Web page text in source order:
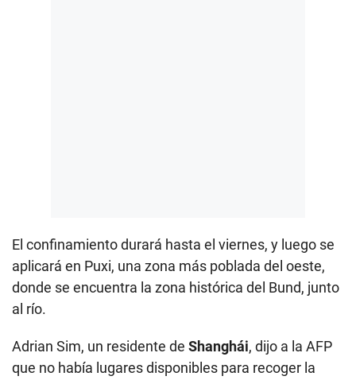
El confinamiento durará hasta el viernes, y luego se
aplicará en Puxi, una zona más poblada del oeste,
donde se encuentra la zona histórica del Bund, junto
al río.
Adrian Sim, un residente de Shanghái, dijo a la AFP
que no había lugares disponibles para recoger la